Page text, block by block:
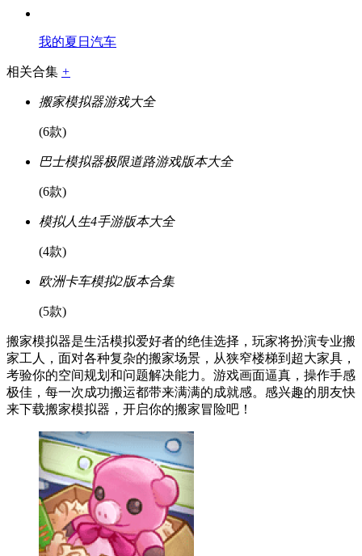
我的夏日汽车
相关合集 +
搬家模拟器游戏大全
(6款)
巴士模拟器极限道路游戏版本大全
(6款)
模拟人生4手游版本大全
(4款)
欧洲卡车模拟2版本合集
(5款)
搬家模拟器是生活模拟爱好者的绝佳选择，玩家将扮演专业搬
家工人，面对各种复杂的搬家场景，从狭窄楼梯到超大家具，
考验你的空间规划和问题解决能力。游戏画面逼真，操作手感
极佳，每一次成功搬运都带来满满的成就感。感兴趣的朋友快
来下载搬家模拟器，开启你的搬家冒险吧！